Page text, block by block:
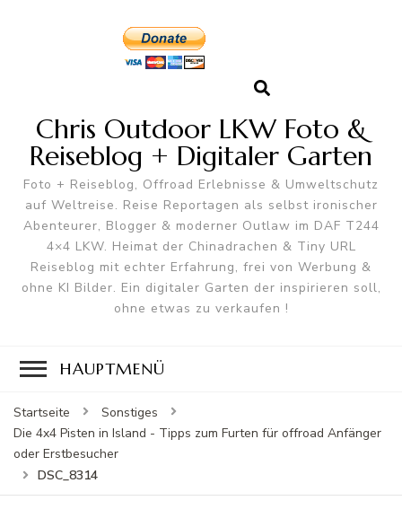
Chris Outdoor LKW Foto &
Reiseblog + Digitaler Garten
Foto + Reiseblog, Offroad Erlebnisse & Umweltschutz
auf Weltreise. Reise Reportagen als selbst ironischer
Abenteurer, Blogger & moderner Outlaw im DAF T244
4×4 LKW. Heimat der Chinadrachen & Tiny URL
Reiseblog mit echter Erfahrung, frei von Werbung &
ohne KI Bilder. Ein digitaler Garten der inspirieren soll,
ohne etwas zu verkaufen !
HAUPTMENÜ
Startseite
Sonstiges
Die 4x4 Pisten in Island - Tipps zum Furten für offroad Anfänger
oder Erstbesucher
DSC_8314